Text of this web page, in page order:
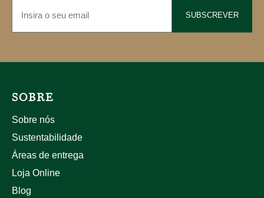
SUBSCREVER
SOBRE
Sobre nós
Sustentabilidade
Áreas de entrega
Loja Online
Blog